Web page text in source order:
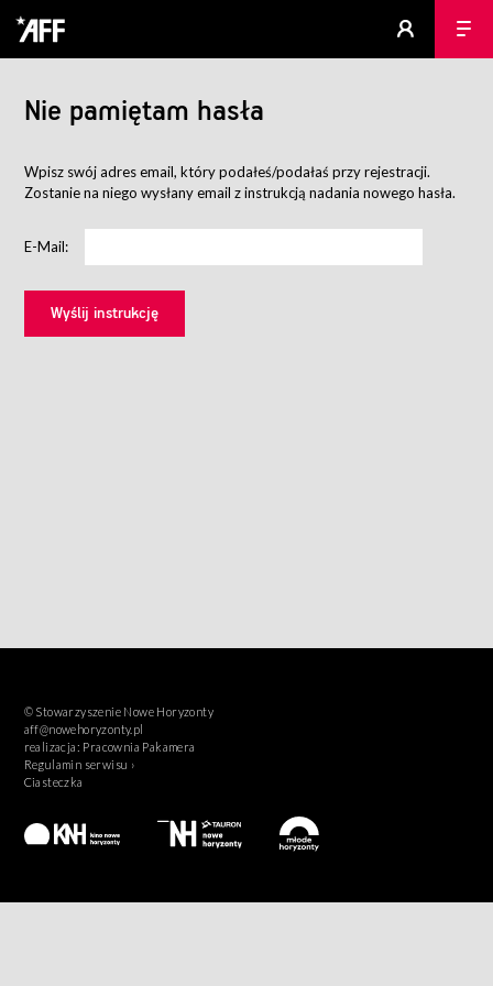
Nie pamiętam hasła
Wpisz swój adres email, który podałeś/podałaś przy rejestracji.
Zostanie na niego wysłany email z instrukcją nadania nowego hasła.
E-Mail:
© Stowarzyszenie Nowe Horyzonty
aff@nowehoryzonty.pl
realizacja: Pracownia Pakamera
Regulamin serwisu ›
Ciasteczka